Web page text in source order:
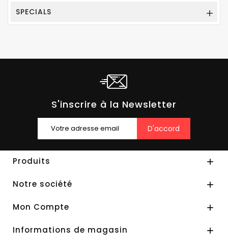
SPECIALS 
S'inscrire à la Newsletter
Produits 
Notre société 
Mon Compte 
Informations de magasin 